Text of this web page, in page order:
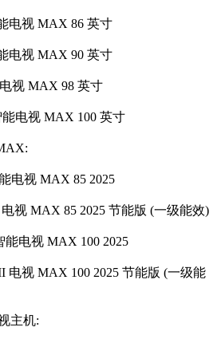
电视 MAX 86 英寸
电视 MAX 90 英寸
视 MAX 98 英寸
电视 MAX 100 英寸
电视 MAX 85 2025
视 MAX 85 2025 节能版 (一级能效)
能电视 MAX 100 2025
电视 MAX 100 2025 节能版 (一级能
主机: